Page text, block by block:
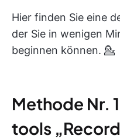
Hier finden Sie eine
der Sie in wenigen
beginnen können. 💁
Methode Nr.
tools